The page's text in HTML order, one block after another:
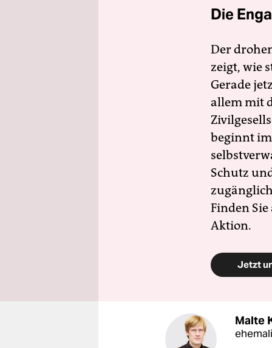
Die
Der
zeigt, wie
Gerade
allem mit
beginnt
Schutz
Finden
Aktion.
Jetzt
Malte